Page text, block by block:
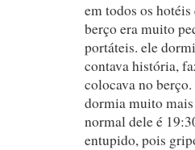
em todos os
berço era muito
portáteis. ele
contava história,
colocava no
dormia muito
normal dele é
entupido, pois